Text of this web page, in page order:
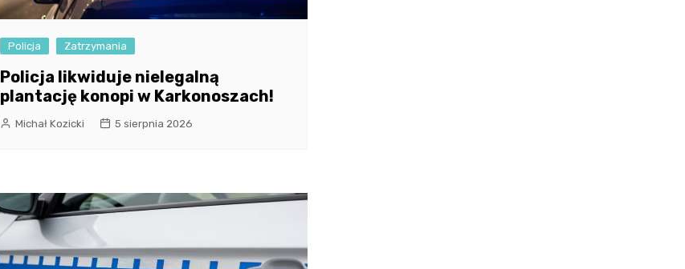
Policja Zatrzymania
Policja likwiduje nielegalną
plantację konopi w Karkonoszach!
Michał Kozicki 5 sierpnia 2026